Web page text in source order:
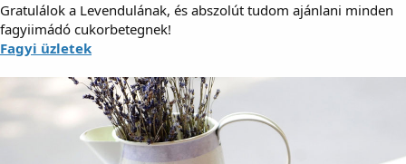
Gratulálok a Levendulának, és abszolút tudom ajánlani minden
fagyiimádó cukorbetegnek!
Fagyi üzletek